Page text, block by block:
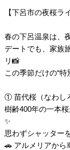
【下呂市の夜桜ラ
春の下呂温泉は、
デートでも、家族
リ📸
この季節だけの“
① 苗代桜（なわし
樹齢400年の一本
✨
思わずシャッター
🚗 アルメリアから